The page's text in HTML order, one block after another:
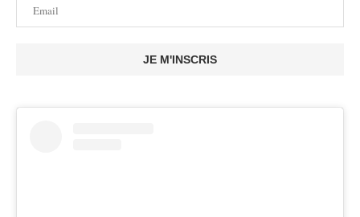
JE M'INSCRIS